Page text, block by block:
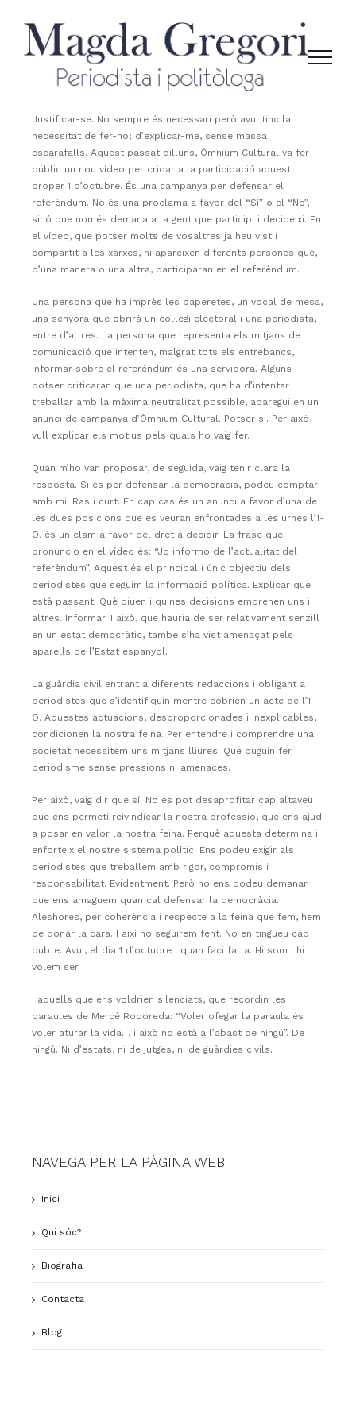
content
Justificar-se. No sempre és necessari però avui tinc la
necessitat de fer-ho; d’explicar-me, sense massa
escarafalls. Aquest passat dilluns, Òmnium Cultural va fer
públic un nou vídeo per cridar a la participació aquest
proper 1 d’octubre. És una campanya per defensar el
referèndum. No és una proclama a favor del “Sí” o el “No”,
sinó que només demana a la gent que participi i decideixi. En
el vídeo, que potser molts de vosaltres ja heu vist i
compartit a les xarxes, hi apareixen diferents persones que,
d’una manera o una altra, participaran en el referèndum.
Una persona que ha imprès les paperetes, un vocal de mesa,
una senyora que obrirà un col·legi electoral i una periodista,
entre d’altres. La persona que representa els mitjans de
comunicació que intenten, malgrat tots els entrebancs,
informar sobre el referèndum és una servidora. Alguns
potser criticaran que una periodista, que ha d’intentar
treballar amb la màxima neutralitat possible, aparegui en un
anunci de campanya d’Òmnium Cultural. Potser sí. Per això,
vull explicar els motius pels quals ho vaig fer.
Quan m’ho van proposar, de seguida, vaig tenir clara la
resposta. Si és per defensar la democràcia, podeu comptar
amb mi. Ras i curt. En cap cas és un anunci a favor d’una de
les dues posicions que es veuran enfrontades a les urnes l’1-
O, és un clam a favor del dret a decidir. La frase que
pronuncio en el vídeo és: “Jo informo de l’actualitat del
referèndum”. Aquest és el principal i únic objectiu dels
periodistes que seguim la informació política. Explicar què
està passant. Què diuen i quines decisions emprenen uns i
altres. Informar. I això, que hauria de ser relativament senzill
en un estat democràtic, també s’ha vist amenaçat pels
aparells de l’Estat espanyol.
La guàrdia civil entrant a diferents redaccions i obligant a
periodistes que s’identifiquin mentre cobrien un acte de l’1-
O. Aquestes actuacions, desproporcionades i inexplicables,
condicionen la nostra feina. Per entendre i comprendre una
societat necessitem uns mitjans lliures. Que puguin fer
periodisme sense pressions ni amenaces.
Per això, vaig dir que sí. No es pot desaprofitar cap altaveu
que ens permeti reivindicar la nostra professió, que ens ajudi
a posar en valor la nostra feina. Perquè aquesta determina i
enforteix el nostre sistema polític. Ens podeu exigir als
periodistes que treballem amb rigor, compromís i
responsabilitat. Evidentment. Però no ens podeu demanar
que ens amaguem quan cal defensar la democràcia.
Aleshores, per coherència i respecte a la feina que fem, hem
de donar la cara. I així ho seguirem fent. No en tingueu cap
dubte. Avui, el dia 1 d’octubre i quan faci falta. Hi som i hi
volem ser.
I aquells que ens voldrien silenciats, que recordin les
paraules de Mercè Rodoreda: “Voler ofegar la paraula és
voler aturar la vida… i això no està a l’abast de ningú”. De
ningú. Ni d’estats, ni de jutges, ni de guàrdies civils.
NAVEGA PER LA PÀGINA WEB
Inici
Qui sóc?
Biografia
Contacta
Blog